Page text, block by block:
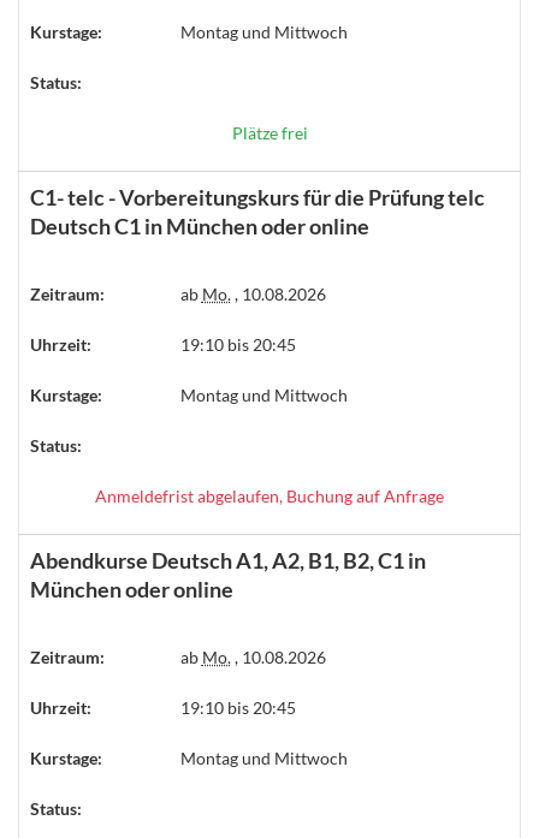
Kurstage: Montag und Mittwoch
Status:
Plätze frei
C1- telc - Vorbereitungskurs für die Prüfung telc
Deutsch C1 in München oder online
Zeitraum: ab Mo., 10.08.2026
Uhrzeit: 19:10 bis 20:45
Kurstage: Montag und Mittwoch
Status:
Anmeldefrist abgelaufen, Buchung auf Anfrage
Abendkurse Deutsch A1, A2, B1, B2, C1 in
München oder online
Zeitraum: ab Mo., 10.08.2026
Uhrzeit: 19:10 bis 20:45
Kurstage: Montag und Mittwoch
Status: